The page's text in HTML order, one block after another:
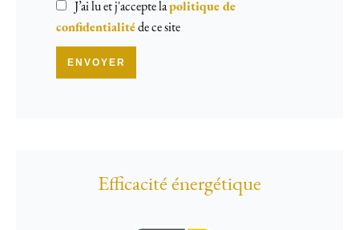
J’ai lu et j'accepte lapolitique de
confidentialitéde ce site
ENVOYER
Efficacité énergétique